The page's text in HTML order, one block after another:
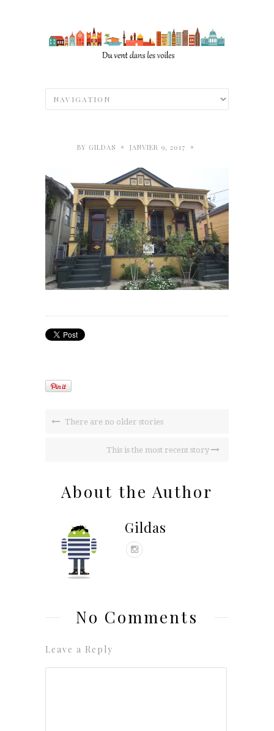
BY GILDAS • JANVIER 9, 2017 •
There are no older stories
This is the most recent story
About the Author
Gildas
No Comments
Leave a Reply